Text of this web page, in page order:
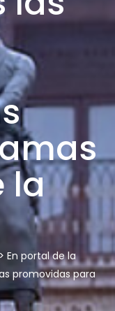
la
> En portal de la
promovidas para